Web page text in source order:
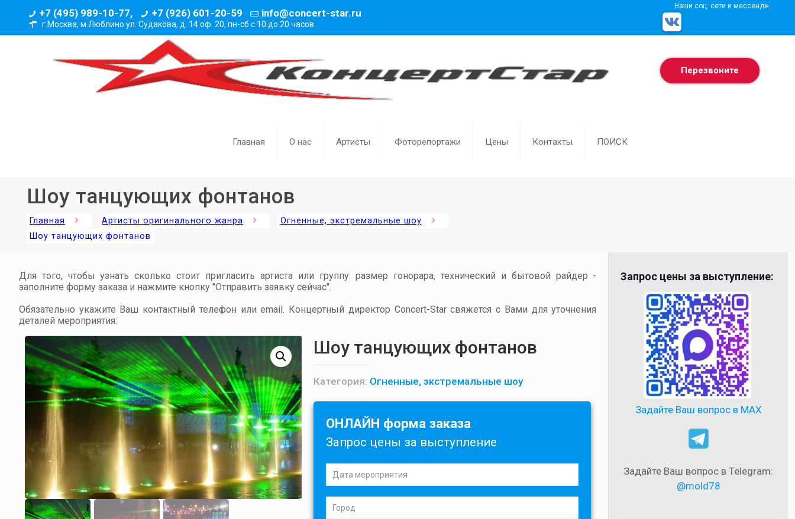
+7 (495) 989-10-77, +7 (926) 601-20-59 info@concert-star.ru
г.Москва, м.Люблино ул. Судакова, д. 14 оф. 20, пн-сб с 10 до 20 часов.
Наши соц. сети и мессенджеры
Главная О нас Артисты Фоторепортажи Цены Контакты ПОИСК
Перезвоните
Шоу танцующих фонтанов
Главная Артисты оригинального жанра
Огненные, экстремальные шоу
Шоу танцующих фонтанов
Для того, чтобы узнать сколько стоит пригласить артиста или группу: размер гонорара, технический и бытовой райдер -
заполните форму заказа и нажмите кнопку "Отправить заявку сейчас".
Обязательно укажите Ваш контактный телефон или email. Концертный директор Concert-Star свяжется с Вами для уточнения
деталей мероприятия:
Шоу танцующих фонтанов
Категория: Огненные, экстремальные шоу
ОНЛАЙН форма заказа
Запрос цены за выступление
Запрос цены за выступление:
Задайте Ваш вопрос в MAX
Задайте Ваш вопрос в Telegram:
@mold78